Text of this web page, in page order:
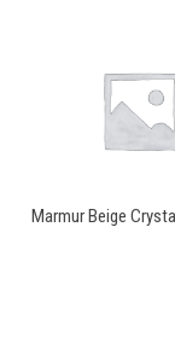
Marmur Beige